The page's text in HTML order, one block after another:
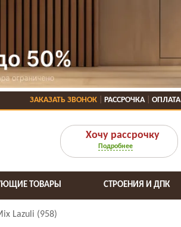
ЗАКАЗАТЬ ЗВОНОК РАССРОЧКА ОПЛАТА
Хочу рассрочку
Подробнее
ТОВАРЫ СТРОЕНИЯ И ДПК
Lazuli (958)